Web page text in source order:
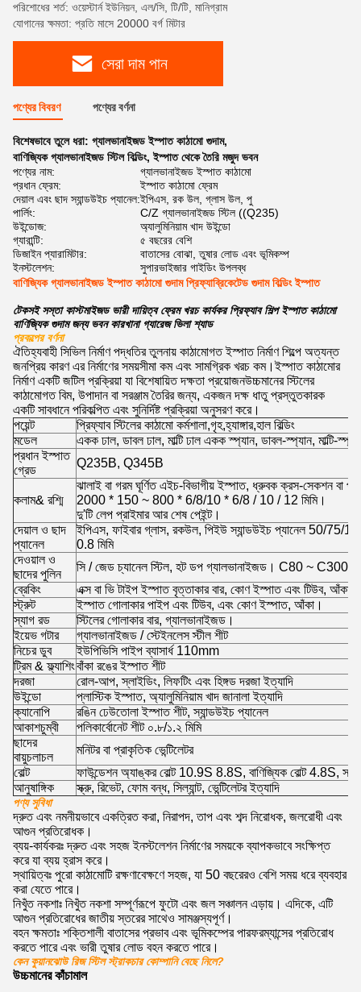
পরিশোধের শর্ত: ওয়েস্টার্ন ইউনিয়ন, এল/সি, টি/টি, মানিগ্রাম
যোগানের ক্ষমতা: প্রতি মাসে 20000 বর্গ মিটার
সেরা দাম পান
পণ্যের বিবরণ পণ্যের বর্ণনা
বিশেষভাবে তুলে ধরা: গ্যালভানাইজড ইস্পাত কাঠামো গুদাম,
বাণিজ্যিক গ্যালভানাইজড স্টিল বিল্ডিং,ইস্পাত থেকে তৈরি মজুদ ভবন
পণ্যের নাম:
গ্যালভানাইজড ইস্পাত কাঠামো
প্রধান ফ্রেম:
ইস্পাত কাঠামো ফ্রেম
দেয়াল এবং ছাদ স্যান্ডউইচ প্যানেল:ইপিএস, রক উল, গ্লাস উল, পু
পার্লিং:
C/Z গ্যালভানাইজড স্টিল ((Q235)
উইন্ডোজ:
অ্যালুমিনিয়াম খাদ উইন্ডো
গ্যারান্টি:
৫ বছরের বেশি
ডিজাইন প্যারামিটার:
বাতাসের বোঝা, তুষার লোড এবং ভূমিকম্প
ইনস্টলেশন:
সুপারভাইজার গাইডিং উপলব্ধ
বাণিজ্যিক গ্যালভানাইজড ইস্পাত কাঠামো গুদাম প্রিফ্যাব্রিকেটেড গুদাম বিল্ডিং ইস্পাত
টেকসই সস্তা কাস্টমাইজড ভারী দায়িত্ব ফ্রেম খরচ কার্যকর প্রিফ্যাব শিল্প ইস্পাত কাঠামো
বাণিজ্যিক গুদাম জন্য ভবন কারখানা গ্যারেজ ভিলা শ্যাড
প্রকল্পের বর্ণনা
ঐতিহ্যবাহী সিভিল নির্মাণ পদ্ধতির তুলনায় কাঠামোগত ইস্পাত নির্মাণ শিল্পে অত্যন্ত
জনপ্রিয় কারণ এর নির্মাণের সময়সীমা কম এবং সামগ্রিক খরচ কম।ইস্পাত কাঠামোর
নির্মাণ একটি জটিল প্রক্রিয়া যা বিশেষায়িত দক্ষতা প্রয়োজনউচ্চমানের স্টিলের
কাঠামোগত বিম, উপাদান বা সরঞ্জাম তৈরির জন্য, একজন দক্ষ ধাতু প্রস্তুতকারক
একটি সাবধানে পরিকল্পিত এবং সুনির্দিষ্ট প্রক্রিয়া অনুসরণ করে।
পয়েন্ট
প্রিফ্যাব স্টিলের কাঠামো কর্মশালা,গৃহ,হ্যাঙ্গার,হাল বিল্ডিং
মডেল
একক ঢাল, ডাবল ঢাল, মাল্টি ঢাল একক স্প্যান, ডাবল-স্প্যান, মাল্টি-
প্রধান ইস্পাত
গ্রেড
Q235B, Q345B
কলাম& রশ্মি
ঝালাই বা গরম ঘূর্ণিত এইচ-বিভাগীয় ইস্পাত, ধ্রুবক ক্রস-সেকশন বা
2000 * 150 ~ 800 * 6/8/10 * 6/8 / 10 / 12 মিমি।
দু'টি লেপ প্রাইমার আর শেষ পেইন্ট।
দেয়াল ও ছাদ
প্যানেল
ইপিএস, ফাইবার গ্লাস, রকউল, পিইউ স্যান্ডউইচ প্যানেল 50/75/
0.8 মিমি
দেওয়াল ও
ছাদের পুলিন
সি / জেড চ্যানেল স্টিল, হট ডপ গ্যালভানাইজড। C80 ~
ব্রেকিং
এক্স বা ভি টাইপ ইস্পাত বৃত্তাকার বার, কোণ ইস্পাত এবং টিউব,
স্ট্রুট
ইস্পাত গোলাকার পাইপ এবং টিউব, এবং কোণ ইস্পাত, আঁকা।
স্যাগ রড
স্টিলের গোলাকার বার, গ্যালভানাইজড।
ইয়েভ গটার
গ্যালভানাইজড / স্টেইনলেস স্টীল শীট
নিচের ডুব
ইউপিভিসি পাইপ ব্যাসার্ধ 110mm
ট্রিম & ফ্ল্যাশিংবাঁকা রঙের ইস্পাত শীট
দরজা
রোল-আপ, স্লাইডিং, লিফটিং এবং হিঙ্গড দরজা ইত্যাদি
উইন্ডো
প্লাস্টিক ইস্পাত, অ্যালুমিনিয়াম খাদ জানালা ইত্যাদি
ক্যানোপি
রঙিন ঢেউতোলা ইস্পাত শীট, স্যান্ডউইচ প্যানেল
আকাশচুম্বী
পলিকার্বোনেট শীট ০.৮/১.২ মিমি
ছাদের
বায়ুচলাচল
মনিটর বা প্রাকৃতিক ভেন্টিলেটর
বোল্ট
ফাউন্ডেশন অ্যাঙ্কর বোল্ট 10.9S 8.8S, বাণিজ্যিক বোল্ট 4.8S,
আনুষাঙ্গিক
স্ক্রু, রিভেট, ফোম বন্ধ, সিল্যান্ট, ভেন্টিলেটর ইত্যাদি
পণ্য সুবিধা
দ্রুত এবং নমনীয়ভাবে একত্রিত করা, নিরাপদ, তাপ এবং শব্দ নিরোধক, জলরোধী এবং
আগুন প্রতিরোধক।
ব্যয়-কার্যকরঃ দ্রুত এবং সহজ ইনস্টলেশন নির্মাণের সময়কে ব্যাপকভাবে সংক্ষিপ্ত
করে যা ব্যয় হ্রাস করে।
স্থায়িত্বঃ পুরো কাঠামোটি রক্ষণাবেক্ষণে সহজ, যা 50 বছরেরও বেশি সময় ধরে ব্যবহার
করা যেতে পারে।
নিখুঁত নকশাঃ নিখুঁত নকশা সম্পূর্ণরূপে ফুটো এবং জল সঞ্চালন এড়ায়। এদিকে, এটি
আগুন প্রতিরোধের জাতীয় স্তরের সাথেও সামঞ্জস্যপূর্ণ।
বহন ক্ষমতাঃ শক্তিশালী বাতাসের প্রভাব এবং ভূমিকম্পের পারফরম্যান্সের প্রতিরোধ
করতে পারে এবং ভারী তুষার লোড বহন করতে পারে।
কেন কুয়ানঝোউ রিজ স্টিল স্ট্রাকচার কোম্পানি বেছে নিলে?
উচ্চমানের কাঁচামাল